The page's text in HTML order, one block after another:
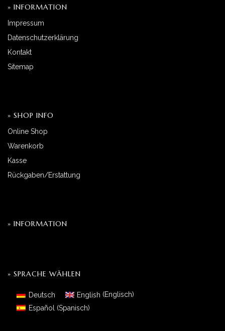
» INFORMATION
Impressum
Datenschutzerklärung
Kontakt
Sitemap
» SHOP INFO
Online Shop
Warenkorb
Kasse
Rückgaben/Erstattung
» INFORMATION
» SPRACHE WÄHLEN
Deutsch English (Englisch)
Español
(Spanisch)